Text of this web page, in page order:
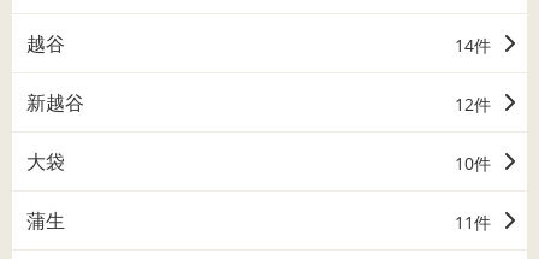
越谷 14件
新越谷 12件
大袋 10件
蒲生 11件